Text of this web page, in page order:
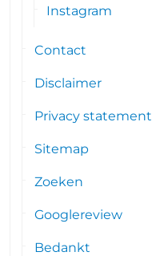
Instagram
Contact
Disclaimer
Privacy statement
Sitemap
Zoeken
Googlereview
Bedankt